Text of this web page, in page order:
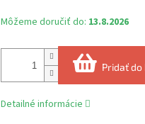
Môžeme doručiť do: 13.8.2026
Pridať do
Detailné informácie